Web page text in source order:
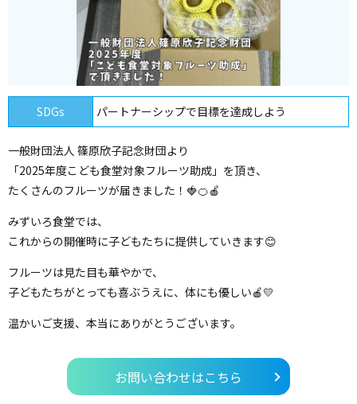
SDGs パートナーシップで目標を達成しよう
一般財団法人 篠原欣子記念財団より
「2025年度こども食堂対象フルーツ助成」を頂き、
たくさんのフルーツが届きました！🍓🍊🍎
みずいろ食堂では、
これからの開催時に子どもたちに提供していきます😊
フルーツは見た目も華やかで、
子どもたちがとっても喜ぶうえに、体にも優しい🍎💛
温かいご支援、本当にありがとうございます。
お問い合わせはこちら